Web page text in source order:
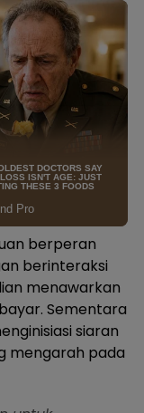
berperan
berinteraksi
menawarkan
Sementara
siaran
mengarah pada